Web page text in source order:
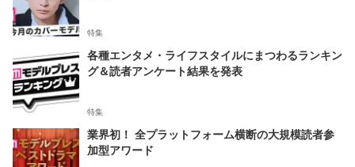
特集
各種エンタメ・ライフスタイルにまつわるランキン
グ＆読者アンケート結果を発表
特集
業界初！ 全プラットフォーム横断の大規模読者参
加型アワード